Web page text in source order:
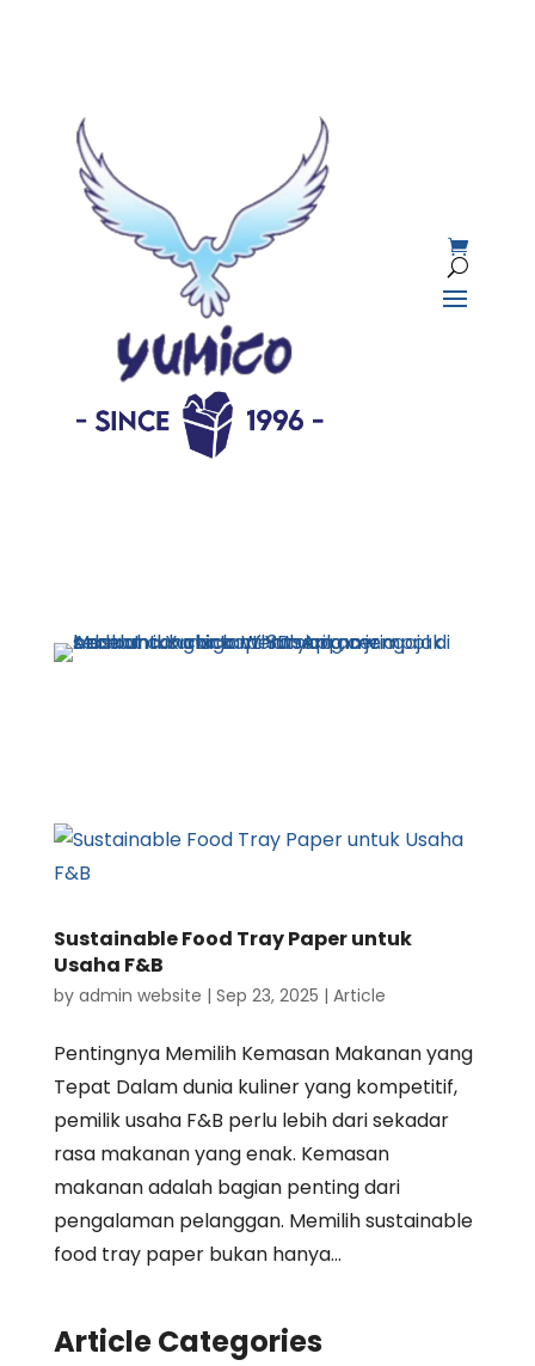
Sustainable Food Tray Paper untuk
Usaha F&B
by admin website | Sep 23, 2025 | Article
Pentingnya Memilih Kemasan Makanan yang
Tepat Dalam dunia kuliner yang kompetitif,
pemilik usaha F&B perlu lebih dari sekadar
rasa makanan yang enak. Kemasan
makanan adalah bagian penting dari
pengalaman pelanggan. Memilih sustainable
food tray paper bukan hanya...
Article Categories